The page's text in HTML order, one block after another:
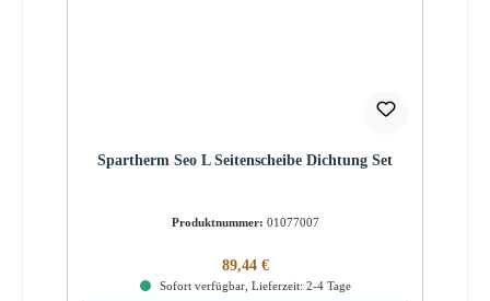
Spartherm Seo L Seitenscheibe Dichtung Set
Produktnummer: 01077007
Regulärer Preis:
89,44 €
Sofort verfügbar, Lieferzeit: 2-4 Tage